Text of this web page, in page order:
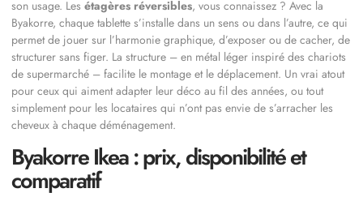
son usage. Les étagères réversibles, vous connaissez ? Avec la
Byakorre, chaque tablette s’installe dans un sens ou dans l’autre, ce qui
permet de jouer sur l’harmonie graphique, d’exposer ou de cacher, de
structurer sans figer. La structure – en métal léger inspiré des chariots
de supermarché – facilite le montage et le déplacement. Un vrai atout
pour ceux qui aiment adapter leur déco au fil des années, ou tout
simplement pour les locataires qui n’ont pas envie de s’arracher les
cheveux à chaque déménagement.
Byakorre Ikea : prix, disponibilité et
comparatif